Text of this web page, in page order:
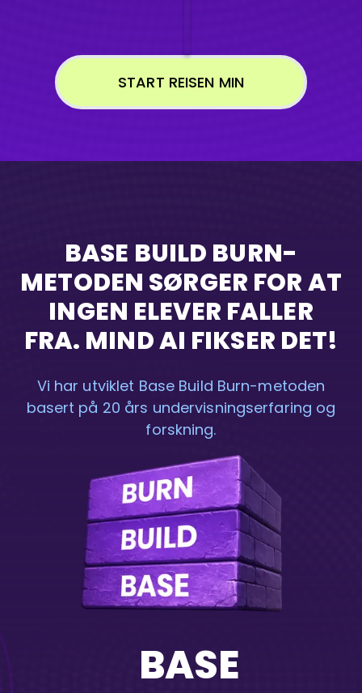
START REISEN MIN
BASE BUILD BURN-
METODEN SØRGER FOR AT
INGEN ELEVER FALLER
FRA. MIND AI FIKSER DET!
Vi har utviklet Base Build Burn-metoden
basert på 20 års undervisningserfaring og
forskning.
BASE